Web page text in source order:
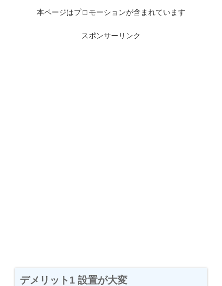
本ページはプロモーションが含まれています
スポンサーリンク
デメリット1 設置が大変